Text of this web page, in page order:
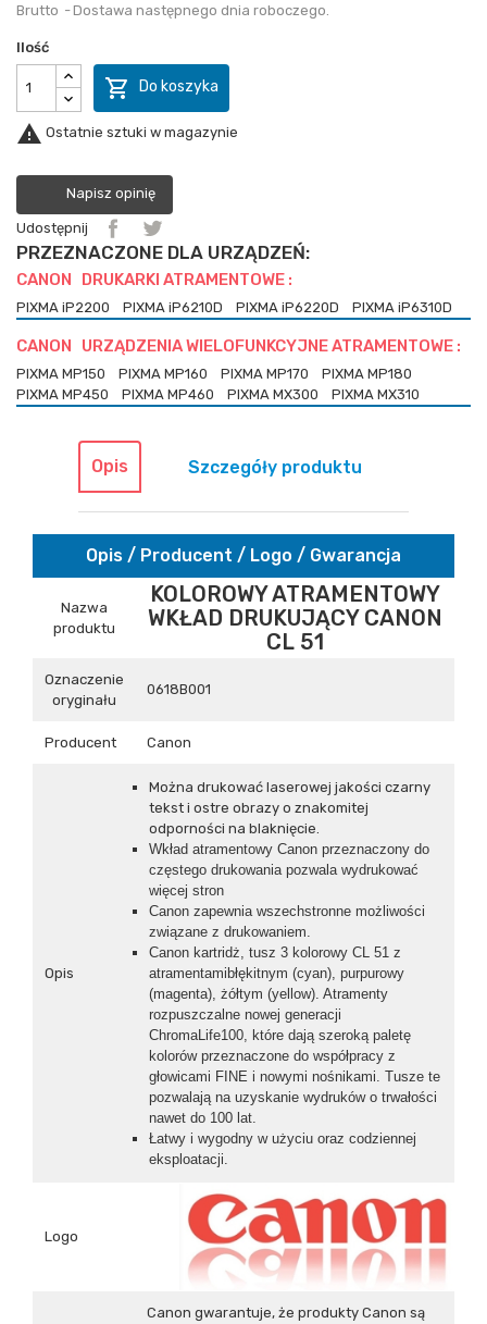
Brutto Dostawa następnego dnia roboczego.
Ilość
 Do koszyka
 Ostatnie sztuki w magazynie
Napisz opinię
Udostępnij
PRZEZNACZONE DLA URZĄDZEŃ:
CANON DRUKARKI ATRAMENTOWE :
PIXMA iP2200 PIXMA iP6210D PIXMA iP6220D PIXMA iP6310D
CANON URZĄDZENIA WIELOFUNKCYJNE ATRAMENTOWE :
PIXMA MP150 PIXMA MP160 PIXMA MP170
PIXMA MP180
PIXMA MP450
PIXMA MP460 PIXMA MX300 PIXMA MX310
Opis Szczegóły produktu
Opis / Producent / Logo / Gwarancja
Nazwa
produktu
KOLOROWY ATRAMENTOWY
WKŁAD DRUKUJĄCY CANON
CL 51
Oznaczenie
oryginału
0618B001
Producent Canon
Opis
Można drukować laserowej jakości czarny
tekst i ostre obrazy o znakomitej
odporności na blaknięcie.
Wkład atramentowy Canon przeznaczony do
częstego drukowania pozwala wydrukować
więcej stron
Canon zapewnia wszechstronne możliwości
związane z drukowaniem.
Canon kartridż, tusz 3 kolorowy CL 51 z
atramentamibłękitnym (cyan), purpurowy
(magenta), żółtym (yellow). Atramenty
rozpuszczalne nowej generacji
ChromaLife100, które dają szeroką paletę
kolorów przeznaczone do współpracy z
głowicami FINE i nowymi nośnikami. Tusze te
pozwalają na uzyskanie wydruków o trwałości
nawet do 100 lat.
Łatwy i wygodny w użyciu oraz codziennej
eksploatacji.
Logo
Canon gwarantuje, że produkty Canon są